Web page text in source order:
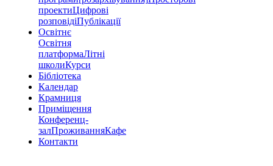
проектиЦифрові
розповідіПублікації
Освітнє
Освітня
платформаЛітні
школиКурси
Бібліотека
Календар
Крамниця
Приміщення
Конференц-
залПроживанняКафе
Контакти